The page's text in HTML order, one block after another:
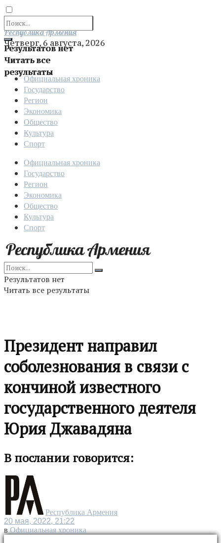
Результатов нет
Читать все
результаты
Отправить
Республика Армения
Четверг, 6 августа, 2026
Официальная хроника
Государство
Регион
Экономика
Общество
Культура
Спорт
Официальная хроника
Государство
Регион
Экономика
Общество
Культура
Спорт
Результатов нет
Читать все результаты
Президент направил
соболезнования в связи с
кончиной известного
государственного деятеля
Юрия Джавадяна
В послании говорится:
Республика Армения
20 мая, 2022, 21:22
в Официальная хроника